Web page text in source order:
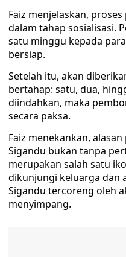
Faiz menjelaskan,
dalam tahap sosialisasi.
satu minggu kepada
bersiap.
Setelah itu, akan
bertahap: satu, dua,
diindahkan, maka
secara paksa.
Faiz menekankan,
Sigandu bukan tanpa
merupakan salah satu
dikunjungi keluarga dan
Sigandu tercoreng oleh
menyimpang.